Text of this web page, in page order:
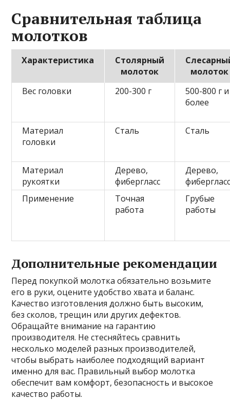
Сравнительная таблица
молотков
Характеристика
Столярный
молоток
молоток
Вес головки
200-300 г
500-800 г и
более
Материал
головки
Сталь Сталь
Материал
рукоятки
Дерево,
фибергласс
Дерево,
Применение
Точная
работа
Грубые
работы
Дополнительные рекомендации
Перед покупкой молотка обязательно возьмите
его в руки, оцените удобство хвата и баланс.
Качество изготовления должно быть высоким,
без сколов, трещин или других дефектов.
Обращайте внимание на гарантию
производителя. Не стесняйтесь сравнить
несколько моделей разных производителей,
чтобы выбрать наиболее подходящий вариант
именно для вас. Правильный выбор молотка
обеспечит вам комфорт, безопасность и высокое
качество работы.